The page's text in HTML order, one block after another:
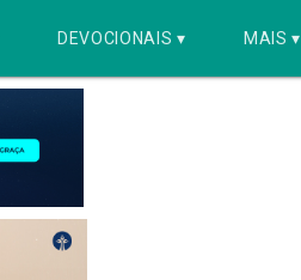
DEVOCIONAIS ▾ MAIS ▾